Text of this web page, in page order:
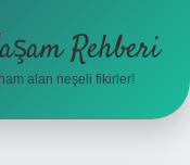
Rehberi
alan neşeli fikirler!